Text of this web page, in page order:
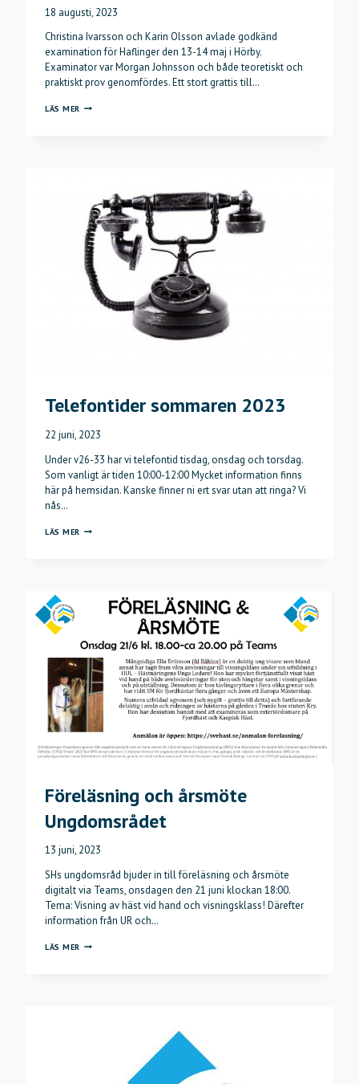
18 augusti, 2023
Christina Ivarsson och Karin Olsson avlade godkänd
examination för Haflinger den 13-14 maj i Hörby.
Examinator var Morgan Johnsson och både teoretiskt och
praktiskt prov genomfördes. Ett stort grattis till…
LÄS MER EXAMINATION
Telefontider sommaren 2023
22 juni, 2023
Under v26-33 har vi telefontid tisdag, onsdag och torsdag.
Som vanligt är tiden 10:00-12:00 Mycket information finns
här på hemsidan. Kanske finner ni ert svar utan att ringa? Vi
nås…
LÄS MER TELEFONTIDER
Föreläsning och årsmöte
Ungdomsrådet
13 juni, 2023
SHs ungdomsråd bjuder in till föreläsning och årsmöte
digitalt via Teams, onsdagen den 21 juni klockan 18:00.
Tema: Visning av häst vid hand och visningsklass! Därefter
information från UR och…
LÄS MER FÖRELÄSNING